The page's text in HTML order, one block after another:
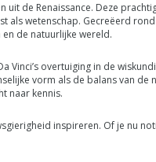
uit de Renaissance. Deze
als wetenschap. Gecreëerd
de natuurlijke wereld.
overtuiging in de
vorm als de balans van
naar kennis.
inspireren. Of je nu